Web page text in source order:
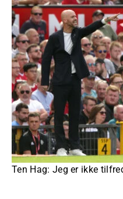
Ten Hag: Jeg er ikke